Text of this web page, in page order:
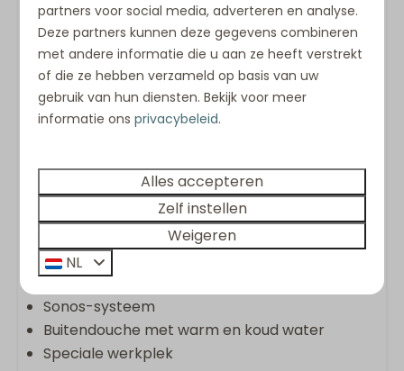
Nespresso-apparaat, vaatwasser, wijnkoelkast
en Quooker
Wasmachine en droger
Keukenpakket
Handdoekenpakket (één pakket per persoon)
Gemeubileerd terras met uitzicht op de duinen
Glazen serre met terrasverwarming en
geïsoleerde vloer
Tweede open terras
Airconditioning
Vloerkoeling
Sonos-systeem
Buitendouche met warm en koud water
Speciale werkplek
partners voor social media, adverteren en analyse.
Deze partners kunnen deze gegevens combineren
met andere informatie die u aan ze heeft verstrekt
of die ze hebben verzameld op basis van uw
gebruik van hun diensten. Bekijk voor meer
informatie onsprivacybeleid.
Alles accepteren
Zelf instellen
Weigeren
NL